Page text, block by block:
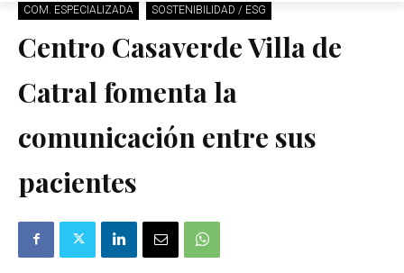
COM. ESPECIALIZADA SOSTENIBILIDAD / ESG
Centro Casaverde Villa de
Catral fomenta la
comunicación entre sus
pacientes